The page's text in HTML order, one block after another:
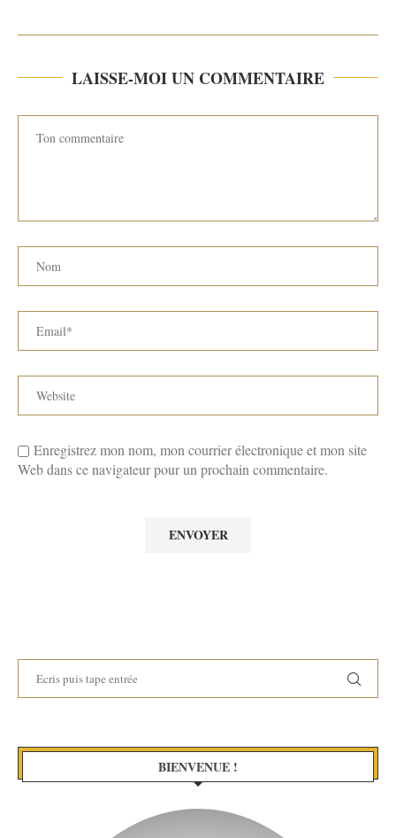
LAISSE-MOI UN COMMENTAIRE
Enregistrez mon nom, mon courrier électronique et mon site
Web dans ce navigateur pour un prochain commentaire.
BIENVENUE !